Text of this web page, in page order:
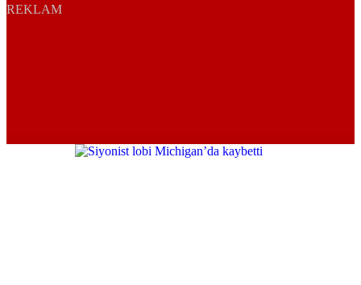
REKLAM